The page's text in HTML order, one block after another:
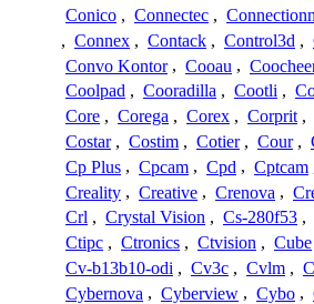
Conico , Connectec ,
, Connex , Contack , Control3d ,
Convo Kontor , Cooau ,
Coolpad , Cooradilla , Cootli ,
Core , Corega , Corex , Corprit ,
Costar , Costim , Cotier , Cour ,
Cp Plus , Cpcam , Cpd , Cptcam
Creality , Creative , Crenova ,
Crl , Crystal Vision , Cs-280f53 ,
Ctipc , Ctronics , Ctvision , Cube
Cv-b13b10-odi , Cv3c , Cvlm ,
Cybernova , Cyberview , Cybo ,